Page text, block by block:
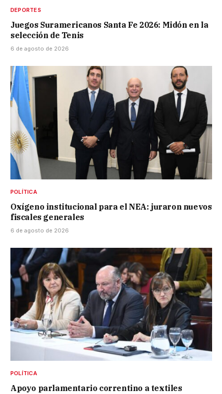
DEPORTES
Juegos Suramericanos Santa Fe 2026: Midón en la
selección de Tenis
6 de agosto de 2026
POLÍTICA
Oxígeno institucional para el NEA: juraron nuevos
fiscales generales
6 de agosto de 2026
POLÍTICA
Apoyo parlamentario correntino a textiles